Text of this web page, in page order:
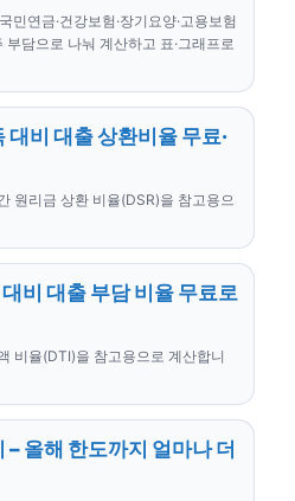
민연금·건강보험·장기요양·고용보험
담으로 나눠 계산하고 표·그래프로
대비 대출 상환비율 무료·
원리금 상환 비율(DSR)을 참고용으
비 대출 부담 비율 무료로
비율(DTI)을 참고용으로 계산합니
– 올해 한도까지 얼마나 더